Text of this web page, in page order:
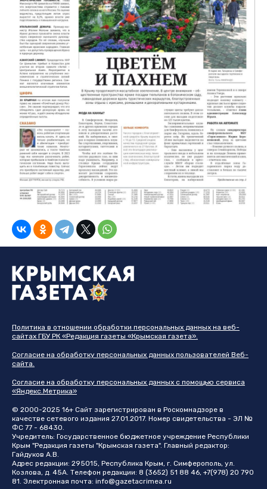
Политика в отношении обработки персональных данных на веб-
сайтах ГБУ РК «Редакция газеты «Крымская газета».
Согласие на обработку персональных данных пользователей Веб-
сайта.
Согласие на обработку персональных данных с помощью сервиса
«Яндекс.Метрика»
© 2000-2025 16+ Сайт зарегистрирован в Роскомнадзоре в
качестве сетевого издания 27.01.2017. Номер свидетельства - ЭЛ №
ФС 77 - 68430.
Учредитель: Государственное бюджетное учреждение Республики
Крым "Редакция газеты "Крымская газета". Главный редактор:
Гайдуков А.В.
Адрес редакции: 295015, Республика Крым, г. Симферополь, ул.
Козлова, д. 45А. Телефон редакции: 8 (3652) 51 88 46, +7(978) 20 790
81. Электронная почта: info@gazetacrimea.ru